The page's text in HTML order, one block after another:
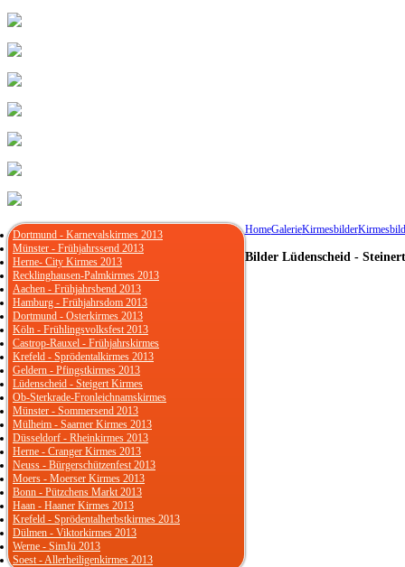
HomeGalerieKirmesbilder
Bilder Lüdenscheid -
Dortmund - Karnevalskirmes 2013
Münster - Frühjahrssend 2013
Herne- City Kirmes 2013
Recklinghausen-Palmkirmes 2013
Aachen - Frühjahrsbend 2013
Hamburg - Frühjahrsdom 2013
Dortmund - Osterkirmes 2013
Köln - Frühlingsvolksfest 2013
Castrop-Rauxel - Frühjahrskirmes
Krefeld - Sprödentalkirmes 2013
Geldern - Pfingstkirmes 2013
Lüdenscheid - Steigert Kirmes
Ob-Sterkrade-Fronleichnamskirmes
Münster - Sommersend 2013
Mülheim - Saarner Kirmes 2013
Düsseldorf - Rheinkirmes 2013
Herne - Cranger Kirmes 2013
Neuss - Bürgerschützenfest 2013
Moers - Moerser Kirmes 2013
Bonn - Pützchens Markt 2013
Haan - Haaner Kirmes 2013
Krefeld - Sprödentalherbstkirmes 2013
Dülmen - Viktorkirmes 2013
Werne - SimJü 2013
Soest - Allerheiligenkirmes 2013